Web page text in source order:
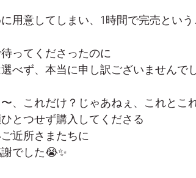
用意してしまい、1時間で完売とい
ってくださったのに
べず、本当に申し訳ございませんで
〜、これだけ？じゃあねぇ、これとこ
とつせず購入してくださる
近所さまたちに
でした😭✨